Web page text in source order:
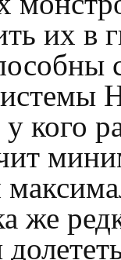
их в
кого
же